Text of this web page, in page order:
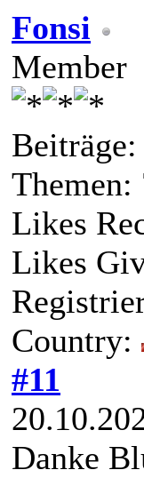
Fonsi
Member
Beiträge:
Themen:
Likes
Likes
Country:
#11
Danke